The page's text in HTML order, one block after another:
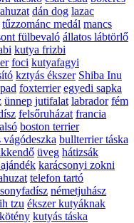
dán dog lazac
tűzzománc medál mancs
fülbevaló állatos lábtörlő
kutya frizbi
foci kutyafagyi
kztyás ékszer Shiba Inu
foxterrier egyedi sapka
ünnep jutifalat labrador fém
felsőruházat francia
boston terrier
vágódeszka bullterrier táska
üveg hátizsák
karácsonyi zokni
telefon tartó
németjuhász
tzu ékszer kutyáknak
kötény kutyás táska